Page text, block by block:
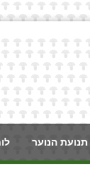
תנועת הנוער